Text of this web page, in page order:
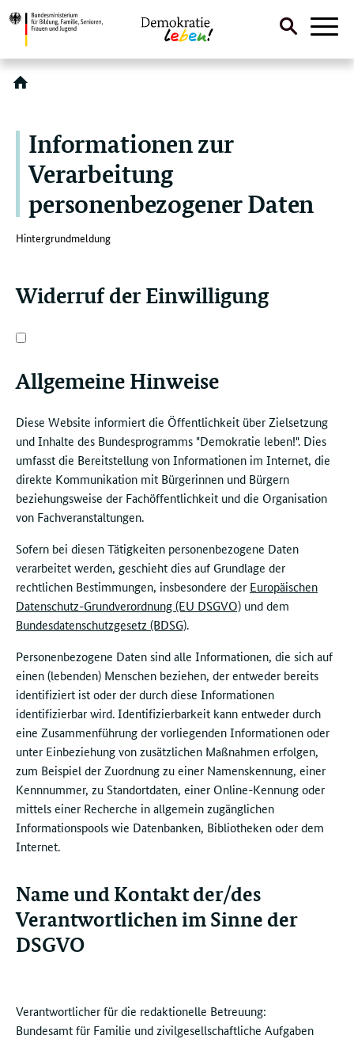
Direktlink:
Suche
Informationen zur
Verarbeitung
personenbezogener Daten
Hintergrundmeldung
Widerruf der Einwilligung
Allgemeine Hinweise
Diese Website informiert die Öffentlichkeit über Zielsetzung
und Inhalte des Bundesprogramms "Demokratie leben!". Dies
umfasst die Bereitstellung von Informationen im Internet, die
direkte Kommunikation mit Bürgerinnen und Bürgern
beziehungsweise der Fachöffentlichkeit und die Organisation
von Fachveranstaltungen.
Sofern bei diesen Tätigkeiten personenbezogene Daten
verarbeitet werden, geschieht dies auf Grundlage der
rechtlichen Bestimmungen, insbesondere der Europäischen
Datenschutz-Grundverordnung (EU DSGVO) und dem
Bundesdatenschutzgesetz (BDSG).
Personenbezogene Daten sind alle Informationen, die sich auf
einen (lebenden) Menschen beziehen, der entweder bereits
identifiziert ist oder der durch diese Informationen
identifizierbar wird. Identifizierbarkeit kann entweder durch
eine Zusammenführung der vorliegenden Informationen oder
unter Einbeziehung von zusätzlichen Maßnahmen erfolgen,
zum Beispiel der Zuordnung zu einer Namenskennung, einer
Kennnummer, zu Standortdaten, einer Online-Kennung oder
mittels einer Recherche in allgemein zugänglichen
Informationspools wie Datenbanken, Bibliotheken oder dem
Internet.
Name und Kontakt der/des
Verantwortlichen im Sinne der
DSGVO
Verantwortlicher für die redaktionelle Betreuung:
Bundesamt für Familie und zivilgesellschaftliche Aufgaben